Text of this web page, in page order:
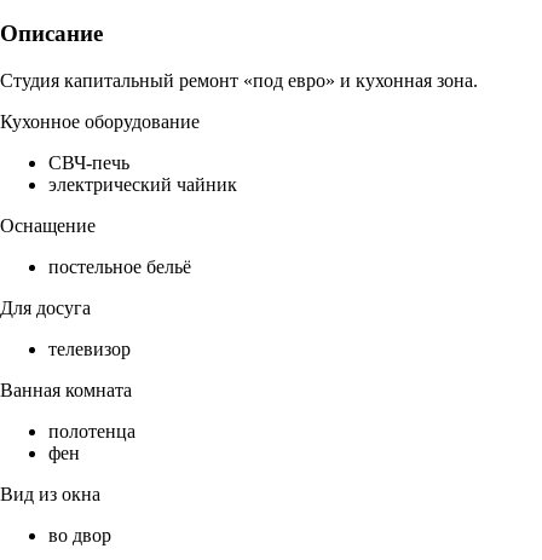
Описание
Студия капитальный ремонт «под евро» и кухонная зона.
Кухонное оборудование
СВЧ-печь
электрический чайник
Оснащение
постельное бельё
Для досуга
телевизор
Ванная комната
полотенца
фен
Вид из окна
во двор